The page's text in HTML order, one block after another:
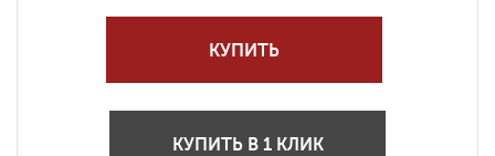
КУПИТЬ
КУПИТЬ В 1 КЛИК